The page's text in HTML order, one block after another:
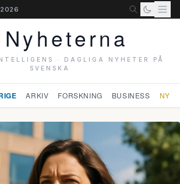
2026
Nyheterna
· DAGLIGA NYHETER PÅ
SVENSKA
ARKIV FORSKNING BUSINESS